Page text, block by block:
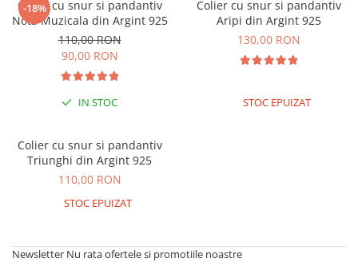
Coliere cu Soare
Coliere cu Semilună
Coliere cu Zodii
Coliere cu Flori
Coliere cu Animale
Coliere Diverse
BRĂȚĂRI
BRĂȚĂRI CU ȘNUR REGLABIL
Brățări din Aur cu șnur reglabil
BRĂȚĂRI CU PIETRE SEMIPREȚIOASE
-18%
Colier cu snur si pandantiv
Nota Muzicala din Argint 925
110,00 RON
90,00 RON
IN STOC
Colier cu snur si pandantiv
Aripi din Argint 925
130,00 RON
STOC EPUIZAT
Colier cu snur si pandantiv
Triunghi din Argint 925
110,00 RON
STOC EPUIZAT
Newsletter Nu rata ofertele si promotiile noastre